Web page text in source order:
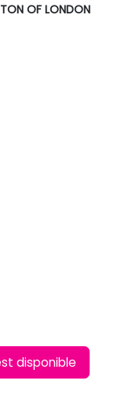
OF LONDON
disponible